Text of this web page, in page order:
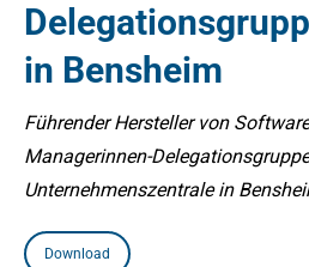
in Bensheim
Führender Hersteller von
Managerinnen-
Unternehmenszentrale in
Download